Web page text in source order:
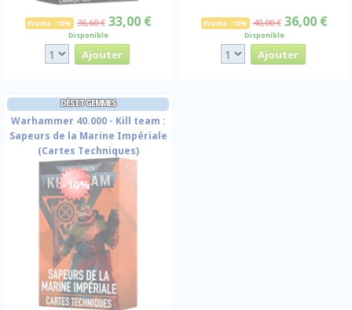
Promo -10% 36,60 € 33,00 €
Disponible
Promo -10% 40,00 € 36,00 €
Disponible
DÉS ET GEMMES
Warhammer 40.000 - Kill team :
Sapeurs de la Marine Impériale
(Cartes Techniques)
-10%